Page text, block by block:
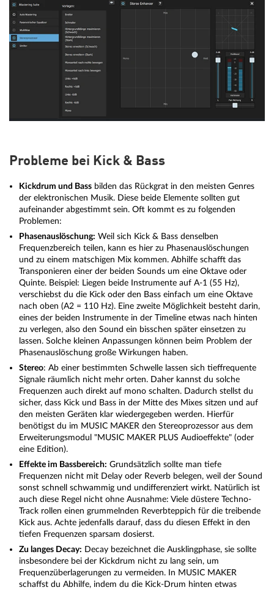
Probleme bei Kick & Bass
Kickdrum und Bass bilden das Rückgrat in den meisten Genres
der elektronischen Musik. Diese beide Elemente sollten gut
aufeinander abgestimmt sein. Oft kommt es zu folgenden
Problemen:
Phasenauslöschung: Weil sich Kick & Bass denselben
Frequenzbereich teilen, kann es hier zu Phasenauslöschungen
und zu einem matschigen Mix kommen. Abhilfe schafft das
Transponieren einer der beiden Sounds um eine Oktave oder
Quinte. Beispiel: Liegen beide Instrumente auf A-1 (55 Hz),
verschiebst du die Kick oder den Bass einfach um eine Oktave
nach oben (A2 = 110 Hz). Eine zweite Möglichkeit besteht darin,
eines der beiden Instrumente in der Timeline etwas nach hinten
zu verlegen, also den Sound ein bisschen später einsetzen zu
lassen. Solche kleinen Anpassungen können beim Problem der
Phasenauslöschung große Wirkungen haben.
Stereo: Ab einer bestimmten Schwelle lassen sich tieffrequente
Signale räumlich nicht mehr orten. Daher kannst du solche
Frequenzen auch direkt auf mono schalten. Dadurch stellst du
sicher, dass Kick und Bass in der Mitte des Mixes sitzen und auf
den meisten Geräten klar wiedergegeben werden. Hierfür
benötigst du im MUSIC MAKER den Stereoprozessor aus dem
Erweiterungsmodul "MUSIC MAKER PLUS Audioeffekte" (oder
eine Edition).
Effekte im Bassbereich: Grundsätzlich sollte man tiefe
Frequenzen nicht mit Delay oder Reverb belegen, weil der Sound
sonst schnell schwammig und undifferenziert wirkt. Natürlich ist
auch diese Regel nicht ohne Ausnahme: Viele düstere Techno-
Track rollen einen grummelnden Reverbteppich für die treibende
Kick aus. Achte jedenfalls darauf, dass du diesen Effekt in den
tiefen Frequenzen sparsam dosierst.
Zu langes Decay: Decay bezeichnet die Ausklingphase, sie sollte
insbesondere bei der Kickdrum nicht zu lang sein, um
Frequenzüberlagerungen zu vermeiden. In MUSIC MAKER
schaffst du Abhilfe, indem du die Kick-Drum hinten etwas